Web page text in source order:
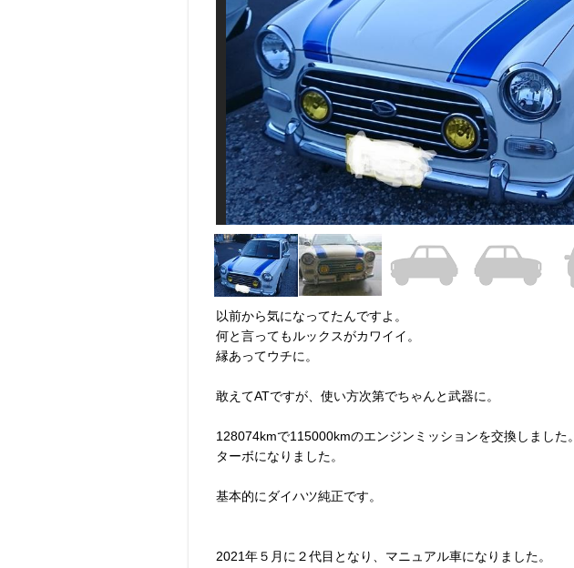
以前から気になってたんですよ。
何と言ってもルックスがカワイイ。
縁あってウチに。
敢えてATですが、使い方次第でちゃんと武器に。
128074kmで115000kmのエンジンミッションを交換しました。
ターボになりました。
基本的にダイハツ純正です。
2021年５月に２代目となり、マニュアル車になりました。